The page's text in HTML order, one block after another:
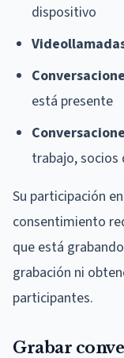
dispositivo
está presente
trabajo, socios
Su participación
consentimiento
que está
grabación ni
participantes.
Grabar